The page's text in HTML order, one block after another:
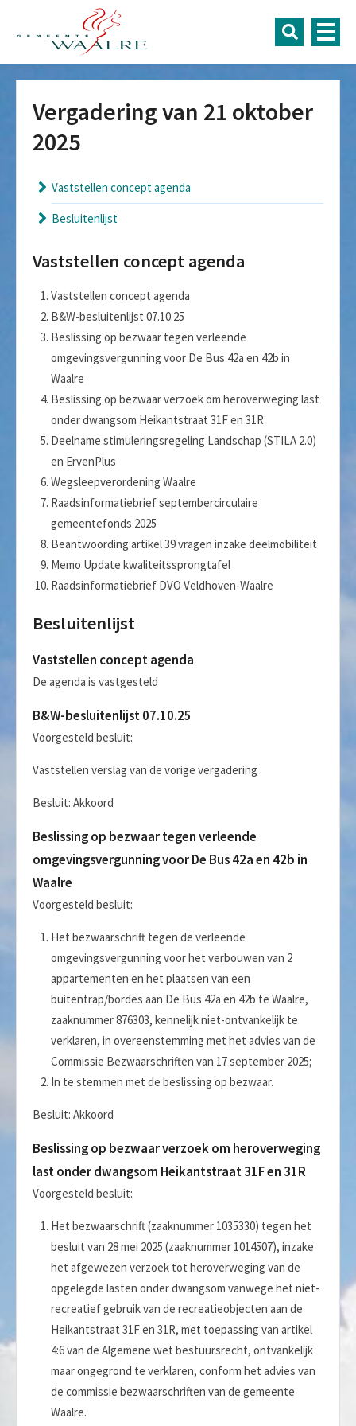
Vergadering van 21 oktober
2025
Vaststellen concept agenda
Besluitenlijst
Vaststellen concept agenda
Vaststellen concept agenda
B&W-besluitenlijst 07.10.25
Beslissing op bezwaar tegen verleende
omgevingsvergunning voor De Bus 42a en 42b in
Waalre
Beslissing op bezwaar verzoek om heroverweging last
onder dwangsom Heikantstraat 31F en 31R
Deelname stimuleringsregeling Landschap (STILA 2.0)
en ErvenPlus
Wegsleepverordening Waalre
Raadsinformatiebrief septembercirculaire
gemeentefonds 2025
Beantwoording artikel 39 vragen inzake deelmobiliteit
Memo Update kwaliteitssprongtafel
Raadsinformatiebrief DVO Veldhoven-Waalre
Besluitenlijst
Vaststellen concept agenda
De agenda is vastgesteld
B&W-besluitenlijst 07.10.25
Voorgesteld besluit:
Vaststellen verslag van de vorige vergadering
Besluit: Akkoord
Beslissing op bezwaar tegen verleende
omgevingsvergunning voor De Bus 42a en 42b in
Waalre
Voorgesteld besluit:
Het bezwaarschrift tegen de verleende
omgevingsvergunning voor het verbouwen van 2
appartementen en het plaatsen van een
buitentrap/bordes aan De Bus 42a en 42b te Waalre,
zaaknummer 876303, kennelijk niet-ontvankelijk te
verklaren, in overeenstemming met het advies van de
Commissie Bezwaarschriften van 17 september 2025;
In te stemmen met de beslissing op bezwaar.
Besluit: Akkoord
Beslissing op bezwaar verzoek om heroverweging
last onder dwangsom Heikantstraat 31F en 31R
Voorgesteld besluit:
Het bezwaarschrift (zaaknummer 1035330) tegen het
besluit van 28 mei 2025 (zaaknummer 1014507), inzake
het afgewezen verzoek tot heroverweging van de
opgelegde lasten onder dwangsom vanwege het niet-
recreatief gebruik van de recreatieobjecten aan de
Heikantstraat 31F en 31R, met toepassing van artikel
4:6 van de Algemene wet bestuursrecht, ontvankelijk
maar ongegrond te verklaren, conform het advies van
de commissie bezwaarschriften van de gemeente
Waalre.